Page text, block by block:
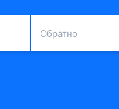
Обратно